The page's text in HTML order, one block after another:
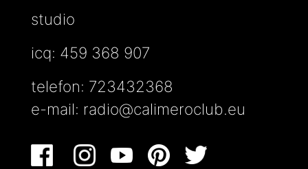
studio
icq: 459 368 907
telefon: 723432368
e-mail: radio@calimeroclub.eu